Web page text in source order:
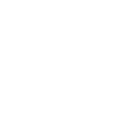
不到3点
章-值得记录的事件-web网